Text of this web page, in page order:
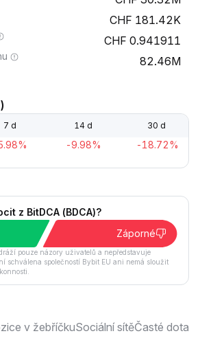
181.42K
0.941911
82.46M
7 d 14 d 30 d
-9.98% -18.72%
z BitDCA (BDCA)?
Záporné
pouze názory uživatelů a nepředstavuje
schválena společností Bybit EU ani nemá sloužit
v žebříčkuSociální sítěČasté